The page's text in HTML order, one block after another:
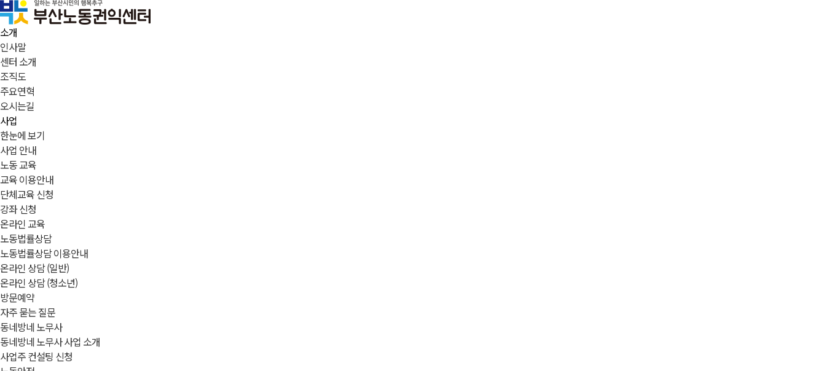
소개
인사말
센터 소개
조직도
주요연혁
오시는길
사업
한눈에 보기
사업 안내
노동 교육
교육 이용안내
단체교육 신청
강좌 신청
온라인 교육
노동법률상담
노동법률상담 이용안내
온라인 상담 (일반)
온라인 상담 (청소년)
방문예약
자주 묻는 질문
동네방네 노무사
동네방네 노무사 사업 소개
사업주 컨설팅 신청